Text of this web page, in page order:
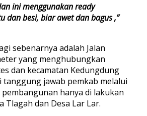
ini menggunakan ready
dan besi, biar awet dan bagus ,”
sebenarnya adalah Jalan
yang menghubungkan
dan kecamatan Kedungdung
tanggung jawab pemkab melalui
pembangunan hanya di lakukan
Tlagah dan Desa Lar Lar.